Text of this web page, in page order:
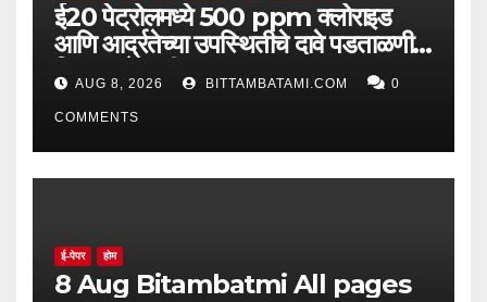
ई20 पेट्रोलमध्ये 500 ppm क्लोराइड
आणि आर्द्रतेच्या उपस्थितीचे दावे पडताळणीत
सिद्ध झाले नाहीत
AUG 8, 2026 BITTAMBATAMI.COM 0
COMMENTS
ई-पेपर होम
8 Aug Bitambatmi All pages